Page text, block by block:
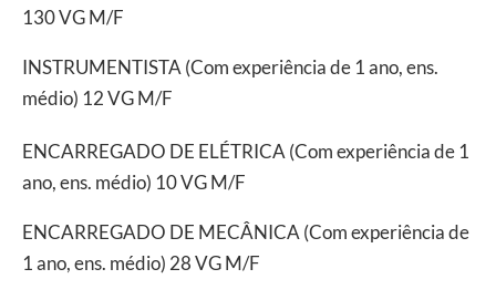
130 VG M/F
INSTRUMENTISTA (Com experiência de 1 ano, ens.
médio) 12 VG M/F
ENCARREGADO DE ELÉTRICA (Com experiência de 1
ano, ens. médio) 10 VG M/F
ENCARREGADO DE MECÂNICA (Com experiência de
1 ano, ens. médio) 28 VG M/F